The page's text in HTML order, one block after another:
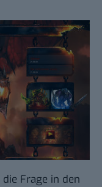
die Frage in den